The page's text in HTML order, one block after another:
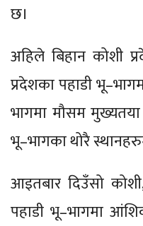
छ।
अहिले बिहान कोशी
प्रदेशका पहाडी
भागमा मौसम
भू–भागका थोरै
आइतबार दिउँसो
पहाडी भू–भागमा